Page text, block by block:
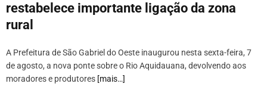
restabelece importante ligação da zona
rural
A Prefeitura de São Gabriel do Oeste inaugurou nesta sexta-feira, 7
de agosto, a nova ponte sobre o Rio Aquidauana, devolvendo aos
moradores e produtores [mais…]